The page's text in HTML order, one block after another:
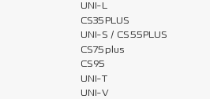
UNI-L
CS35PLUS
UNI-S / CS55PLUS
CS75plus
CS95
UNI-T
UNI-V